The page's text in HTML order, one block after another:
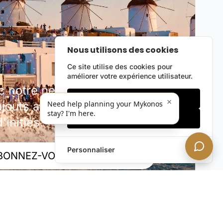
notre newsletter discrète.
au portefeuille, offres
VOUS MAINTENANT !
Nous utilisons des cookies
Ce site utilise des cookies pour
améliorer votre expérience utilisateur.
Personnaliser
Need help planning your Mykonos
stay? I'm here.
×